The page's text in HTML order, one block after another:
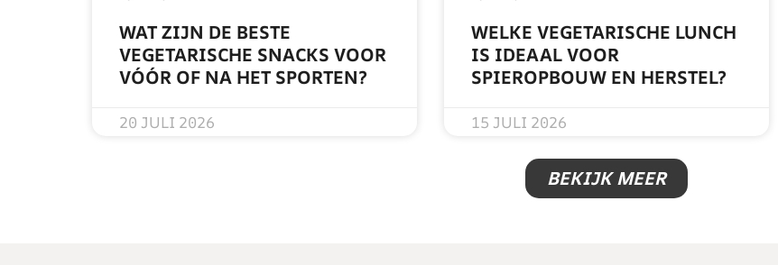
WAT ZIJN DE BESTE
VEGETARISCHE SNACKS VOOR
VÓÓR OF NA HET SPORTEN?
20 JULI 2026
WELKE VEGETARISCHE LUNCH
IS IDEAAL VOOR
SPIEROPBOUW EN HERSTEL?
15 JULI 2026
BEKIJK MEER